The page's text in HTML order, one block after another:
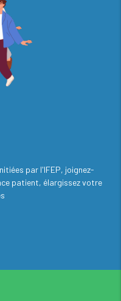
par l'IFEP, joignez-
patient, élargissez votre